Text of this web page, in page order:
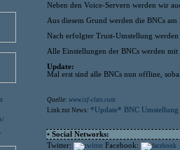
Neben den Voice-Servern werden wir
Aus diesem Grund werden die BNCs
Nach erfolgter Trust-Umstellung
Alle Einstellungen der BNCs werden
Update:
Mal erst sind alle BNCs nun offline,
Quelle: www.isf-clan.com
Link zur News: *Update* BNC Umstellung
• Social Networks:
Twitter:
Facebook: